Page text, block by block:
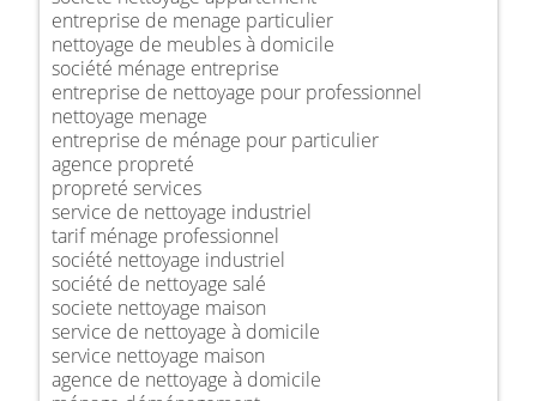
entreprise de menage particulier
nettoyage de meubles à domicile
société ménage entreprise
entreprise de nettoyage pour professionnel
nettoyage menage
entreprise de ménage pour particulier
agence propreté
propreté services
service de nettoyage industriel
tarif ménage professionnel
société nettoyage industriel
société de nettoyage salé
societe nettoyage maison
service de nettoyage à domicile
service nettoyage maison
agence de nettoyage à domicile